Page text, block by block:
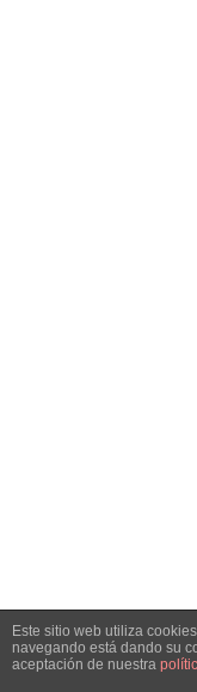
Este sitio web utiliza
navegando está dando su
aceptación de nuestra